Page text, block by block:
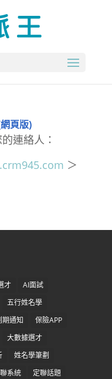
頁版)
連絡人：
＞
才
AI面試
五行姓名學
期通知
保險APP
大數據選才
姓名學筆劃
系統
定聯話題